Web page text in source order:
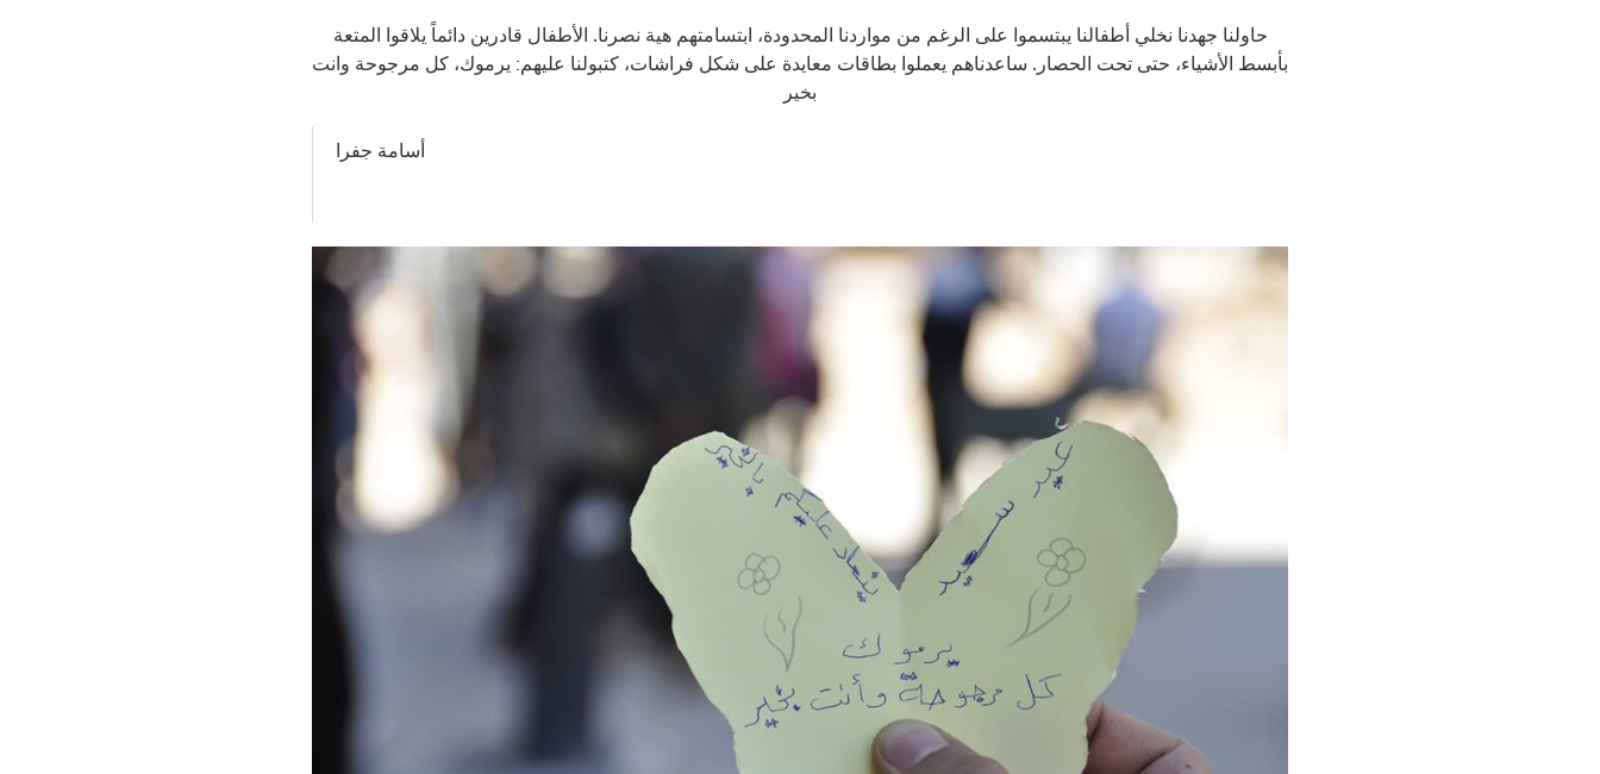
حاولنا جهدنا نخلي أطفالنا يبتسموا على الرغم من مواردنا المحدودة، ابتسامتهم هية نصرنا. الأطفال قادرين دائماً يلاقوا المتعة
بأبسط الأشياء، حتى تحت الحصار. ساعدناهم يعملوا بطاقات معايدة على شكل فراشات، كتبولنا عليهم: يرموك، كل مرجوحة وانت
بخير
أسامة جفرا